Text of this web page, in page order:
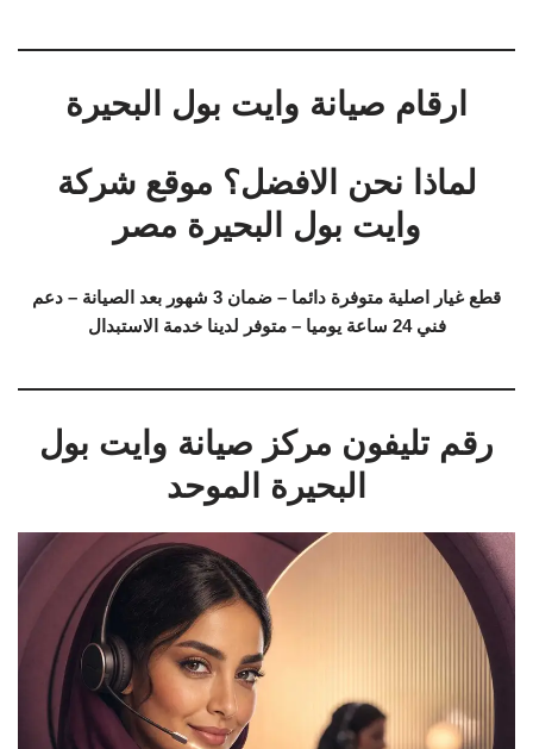
ارقام صيانة وايت بول البحيرة
لماذا نحن الافضل؟ موقع شركة
وايت بول البحيرة مصر
قطع غيار اصلية متوفرة دائما – ضمان 3 شهور بعد الصيانة – دعم
فني 24 ساعة يوميا – متوفر لدينا خدمة الاستبدال
رقم تليفون مركز صيانة وايت بول
البحيرة الموحد